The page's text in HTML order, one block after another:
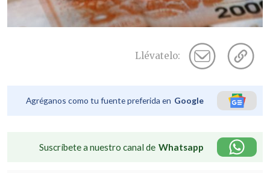
Llévatelo:
Agréganos como tu fuente preferida en Google
Suscríbete a nuestro canal de Whatsapp